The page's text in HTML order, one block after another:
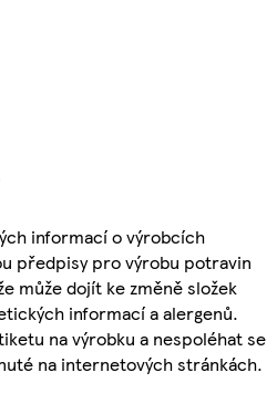
informací o výrobcích
předpisy pro výrobu potravin
může dojít ke změně složek
informací a alergenů.
na výrobku a nespoléhat se
na internetových stránkách.